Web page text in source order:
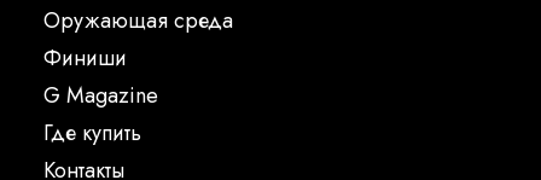
Oружающая среда
Финиши
G Magazine
Где купить
Контакты